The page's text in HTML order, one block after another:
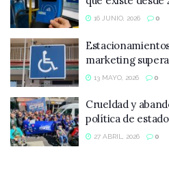
16 JUNIO, 2026 0
marketing
13 MAYO, 2026 0
Crueldad y
política de estado
27 ABRIL, 2026 0